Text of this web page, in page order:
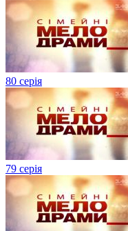
80 серія
79 серія